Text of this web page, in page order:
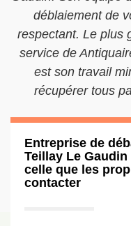
déblaiement de
respectant. Le plus
service de
est son travail
récupérer tous
Entreprise de
Teillay Le
celle que les
contacter